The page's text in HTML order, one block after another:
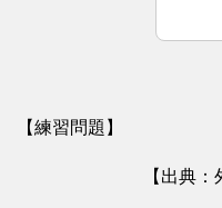
【練習問題】
【出典